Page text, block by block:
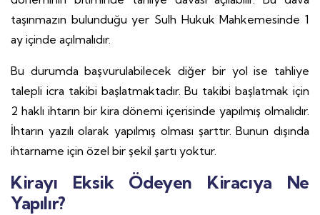
taşınmazın bulunduğu yer Sulh Hukuk Mahkemesinde 1
ay içinde açılmalıdır.
Bu durumda başvurulabilecek diğer bir yol ise tahliye
talepli icra takibi başlatmaktadır. Bu takibi başlatmak için
2 haklı ihtarın bir kira dönemi içerisinde yapılmış olmalıdır.
İhtarın yazılı olarak yapılmış olması şarttır. Bunun dışında
ihtarname için özel bir şekil şartı yoktur.
Kirayı Eksik Ödeyen Kiracıya Ne
Yapılır?